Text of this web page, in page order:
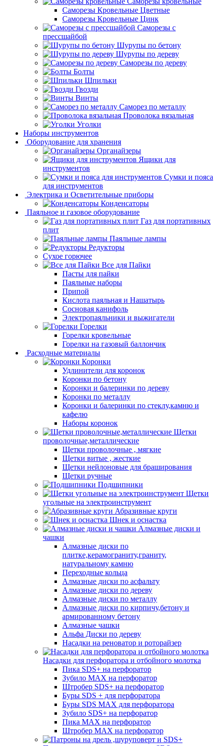
Саморезы Кровельные Цветные
Саморезы Кровельные Цинк
Саморезы с
прессшайбой
Шурупы по бетону
Шурупы по дереву
Саморезы по дереву
Болты
Шпильки
Гвозди
Винты
Саморез по металлу
Проволока вязальная
Уголки
Наборы инструментов
Оборудование для хранения
Органайзеры
Ящики для
инструментов
Сумки и пояса
для инструментов
Электрика и Осветительные приборы
Конденсаторы
Паяльное и газовое оборудование
Газ для портативных
плит
Паяльные лампы
Редукторы
Сухое горючее
Все для Пайки
Пасты для пайки
Паяльные наборы
Припой
Кислота паяльная и Нашатырь
Сосновая канифоль
Электропаяльники и выжигатели
Горелки
Горелки кровельные
Горелки на газовый баллончик
Расходные материалы
Коронки
Удлинители для коронок
Коронки по бетону
Коронки и балеринки по дереву
Коронки по металлу
Коронки и балеринки по стеклу,камню и
кафелю
Наборы коронок
Щетки
проволочные,металлические
Щетки проволочные , мягкие
Щетки витые , жесткие
Щетки нейлоновые для браширования
Щетки ручные
Подшипники
Щетки
угольные на электроинструмент
Абразивные круги
Шнек и оснастка
Алмазные диски и
чашки
Алмазные диски по
плитке,керамограниту,граниту,
натуральному камню
Переходные кольца
Алмазные диски по асфальту
Алмазные диски по дереву
Алмазные диски по металлу
Алмазные диски по кирпичу,бетону и
армированному бетону
Алмазные чашки
Альфа Диски по дереву
Насадки на реноватор и роторайзер
Насадки для перфоратора и отбойного молотка
Пика SDS+ на перфоратор
Зубило MAX на перфоратор
Штробер SDS+ на перфоратор
Буры SDS + для перфоратора
Буры SDS MAX для перфоратора
Зубило SDS+ на перфоратор
Пика MAX на перфоратор
Штробер MAX на перфоратор